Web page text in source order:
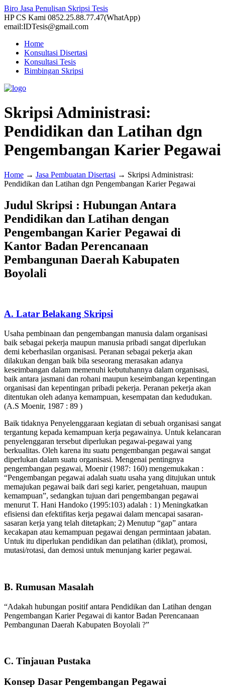
Biro Jasa Penulisan Skripsi Tesis
HP CS Kami 0852.25.88.77.47(WhatApp)
email:IDTesis@gmail.com
Home
Konsultasi Disertasi
Konsultasi Tesis
Bimbingan Skripsi
Skripsi Administrasi:
Pendidikan dan Latihan dgn
Pengembangan Karier Pegawai
Home → Jasa Pembuatan Disertasi → Skripsi Administrasi:
Pendidikan dan Latihan dgn Pengembangan Karier Pegawai
Judul Skripsi : Hubungan Antara
Pendidikan dan Latihan dengan
Pengembangan Karier Pegawai di
Kantor Badan Perencanaan
Pembangunan Daerah Kabupaten
Boyolali
A. Latar Belakang Skripsi
Usaha pembinaan dan pengembangan manusia dalam organisasi
baik sebagai pekerja maupun manusia pribadi sangat diperlukan
demi keberhasilan organisasi. Peranan sebagai pekerja akan
dilakukan dengan baik bila seseorang merasakan adanya
keseimbangan dalam memenuhi kebutuhannya dalam organisasi,
baik antara jasmani dan rohani maupun keseimbangan kepentingan
organisasi dan kepentingan pribadi pekerja. Peranan pekerja akan
ditentukan oleh adanya kemampuan, kesempatan dan kedudukan.
(A.S Moenir, 1987 : 89 )
Baik tidaknya Penyelenggaraan kegiatan di sebuah organisasi sangat
tergantung kepada kemampuan kerja pegawainya. Untuk kelancaran
penyelenggaran tersebut diperlukan pegawai-pegawai yang
berkualitas. Oleh karena itu suatu pengembangan pegawai sangat
diperlukan dalam suatu organisasi. Mengenai pentingnya
pengembangan pegawai, Moenir (1987: 160) mengemukakan :
“Pengembangan pegawai adalah suatu usaha yang ditujukan untuk
memajukan pegawai baik dari segi karier, pengetahuan, maupun
kemampuan”, sedangkan tujuan dari pengembangan pegawai
menurut T. Hani Handoko (1995:103) adalah : 1) Meningkatkan
efisiensi dan efektifitas kerja pegawai dalam mencapai sasaran-
sasaran kerja yang telah ditetapkan; 2) Menutup “gap” antara
kecakapan atau kemampuan pegawai dengan permintaan jabatan.
Untuk itu diperlukan pendidikan dan pelatihan (diklat), promosi,
mutasi/rotasi, dan demosi untuk menunjang karier pegawai.
B. Rumusan Masalah
“Adakah hubungan positif antara Pendidikan dan Latihan dengan
Pengembangan Karier Pegawai di kantor Badan Perencanaan
Pembangunan Daerah Kabupaten Boyolali ?”
C. Tinjauan Pustaka
Konsep Dasar Pengembangan Pegawai